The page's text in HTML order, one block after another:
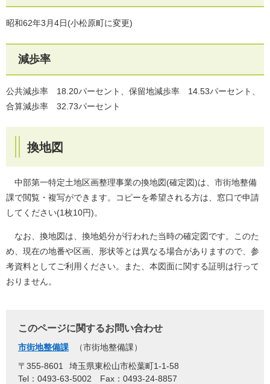
昭和62年3月4日(小松原町に変更)
減歩率
公共減歩率 18.20パーセント、保留地減歩率 14.53パーセント、
合算減歩率 32.73パーセント
換地図
中部第一特定土地区画整理事業の換地図(確定図)は、市街地整備
課で閲覧・複写ができます。コピーを希望される方は、窓口で申請
してください(1枚10円)。
なお、換地図は、換地処分が行われた当時の確定図です。このた
め、現在の地番や区画、形状等とは異なる場合がありますので、参
考資料としてご利用ください。また、本図面に関する証明は行って
おりません。
このページに関するお問い合わせ
市街地整備課
市街地整備課
〒355-8601
埼玉県東松山市松葉町1-1-58
Tel：0493-63-5002
Fax：0493-24-8857